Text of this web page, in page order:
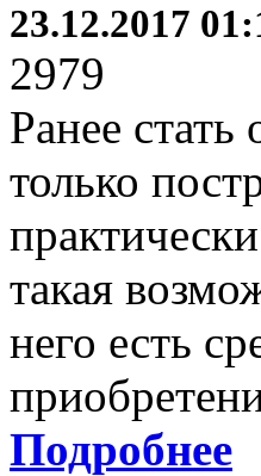
23.12.2017
2979
Ранее
только
такая
него есть
Подробнее